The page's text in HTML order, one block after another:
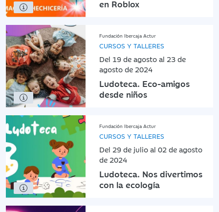
en Roblox
Fundación Ibercaja Actur
CURSOS Y TALLERES
Del 19 de agosto al 23 de
agosto de 2024
Ludoteca. Eco-amigos
desde niños
Fundación Ibercaja Actur
CURSOS Y TALLERES
Del 29 de julio al 02 de agosto
de 2024
Ludoteca. Nos divertimos
con la ecología